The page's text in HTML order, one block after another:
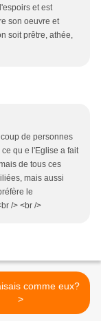
et est
son oeuvre et
soit prêtre, athée,
de personnes
qu e l'Eglise a fait
de tous ces
mais aussi
le
/> <br />
comme eux?
>